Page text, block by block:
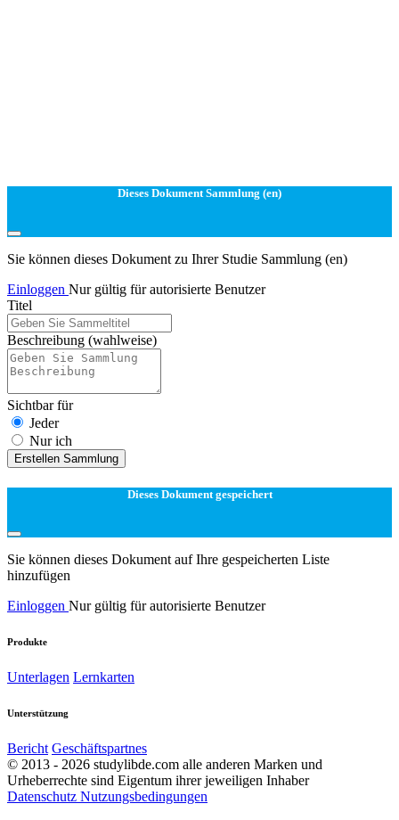
Dieses Dokument Sammlung (en)
Sie können dieses Dokument zu Ihrer Studie Sammlung (en)
Einloggen Nur gültig für autorisierte Benutzer
Titel
Beschreibung (wahlweise)
Sichtbar für
Jeder
Nur ich
Erstellen Sammlung
Dieses Dokument gespeichert
Sie können dieses Dokument auf Ihre gespeicherten Liste
hinzufügen
Einloggen Nur gültig für autorisierte Benutzer
Produkte
Unterlagen Lernkarten
Unterstützung
Bericht Geschäftspartnes
© 2013 - 2026 studylibde.com alle anderen Marken und
Urheberrechte sind Eigentum ihrer jeweiligen Inhaber
Datenschutz Nutzungsbedingungen